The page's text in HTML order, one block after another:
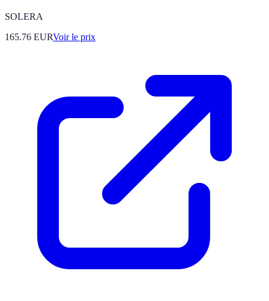
SOLERA
165.76 EURVoir le prix